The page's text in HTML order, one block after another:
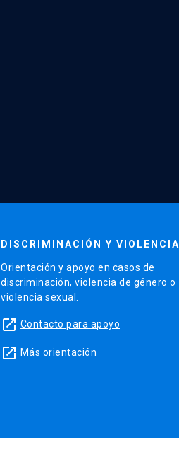
DISCRIMINACIÓN Y VIOLENCIA
Orientación y apoyo en casos de
discriminación, violencia de género o
violencia sexual.
launch Contacto para apoyo
launch Más orientación